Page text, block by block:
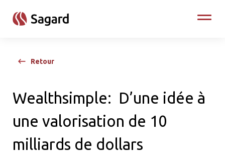
Toggle
Retour
Wealthsimple: D’une idée à
une valorisation de 10
milliards de dollars